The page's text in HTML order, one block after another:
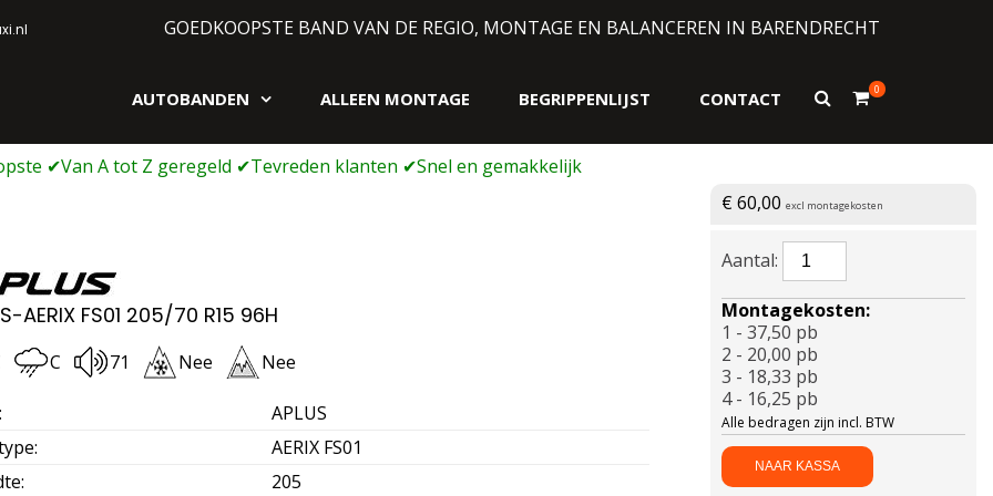
GOEDKOOPSTE BAND VAN DE REGIO, MONTAGE EN BALANCEREN IN BARENDRECHT
AUTOBANDEN ALLEEN MONTAGE BEGRIPPENLIJST CONTACT
Toon
0
AERIX FS01 205/70 R15 96H
€ 60,00 excl montagekosten
C 71 Nee Nee
:
APLUS
:
AERIX FS01
:
205
APLUS-
AERIX
FS01
205/70
R15
96H
aantal
NAAR KASSA
Montagekosten:
1 - 37,50 pb
2 - 20,00 pb
3 - 18,33 pb
4 - 16,25 pb
Alle bedragen zijn incl. BTW